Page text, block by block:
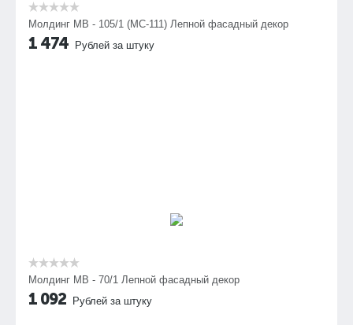
Молдинг МВ - 105/1 (МС-111) Лепной фасадный декор
1 474 Рублей за штуку
Молдинг МВ - 70/1 Лепной фасадный декор
1 092 Рублей за штуку